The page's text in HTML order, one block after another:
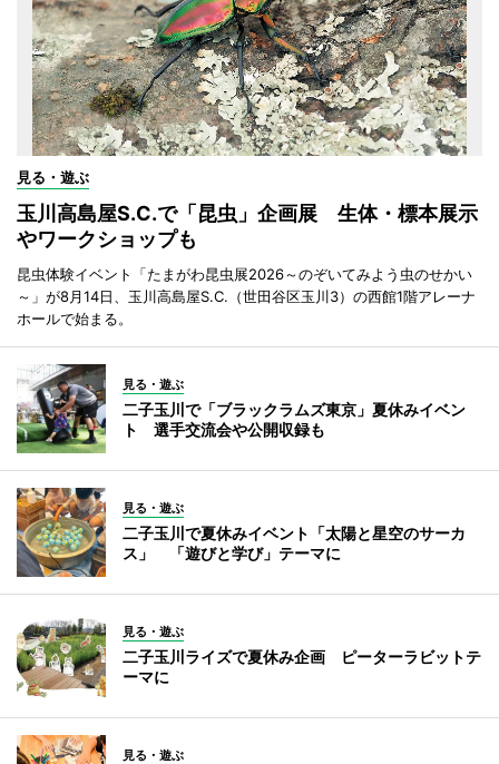
見る・遊ぶ
玉川高島屋S.C.で「昆虫」企画展 生体・標本展示
やワークショップも
昆虫体験イベント「たまがわ昆虫展2026～のぞいてみよう虫のせかい
～」が8月14日、玉川高島屋S.C.（世田谷区玉川3）の西館1階アレーナ
ホールで始まる。
見る・遊ぶ
二子玉川で「ブラックラムズ東京」夏休みイベン
ト 選手交流会や公開収録も
見る・遊ぶ
二子玉川で夏休みイベント「太陽と星空のサーカ
ス」 「遊びと学び」テーマに
見る・遊ぶ
二子玉川ライズで夏休み企画 ピーターラビットテ
ーマに
見る・遊ぶ